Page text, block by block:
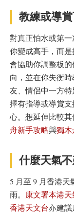
教練或導
對真正怕水或第
你變成高手，而
會協助你調整板
向，並在你失衡
友、情侶中一方
擇有指導或導賞
心。想延伸比較
舟新手攻略與獨木
什麼天氣
5 月至 9 月香港
雨。 康文署本港
香港天文台亦建